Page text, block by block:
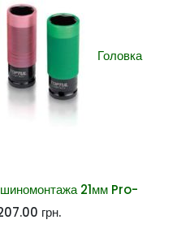
Головка
21мм Pro-
грн.